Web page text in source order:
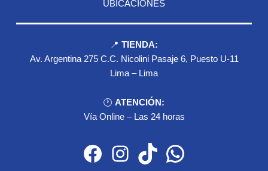
UBICACIONES
📍 TIENDA:
Av. Argentina 275 C.C. Nicolini Pasaje 6, Puesto U-11
Lima – Lima
🕐 ATENCIÓN:
Vía Online – Las 24 horas
Facebook Instagram TikTok WhatsApp